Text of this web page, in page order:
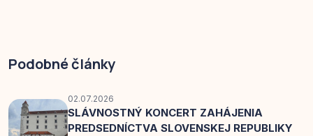
Podobné články
02.07.2026
SLÁVNOSTNÝ KONCERT ZAHÁJENIA
PREDSEDNÍCTVA SLOVENSKEJ REPUBLIKY